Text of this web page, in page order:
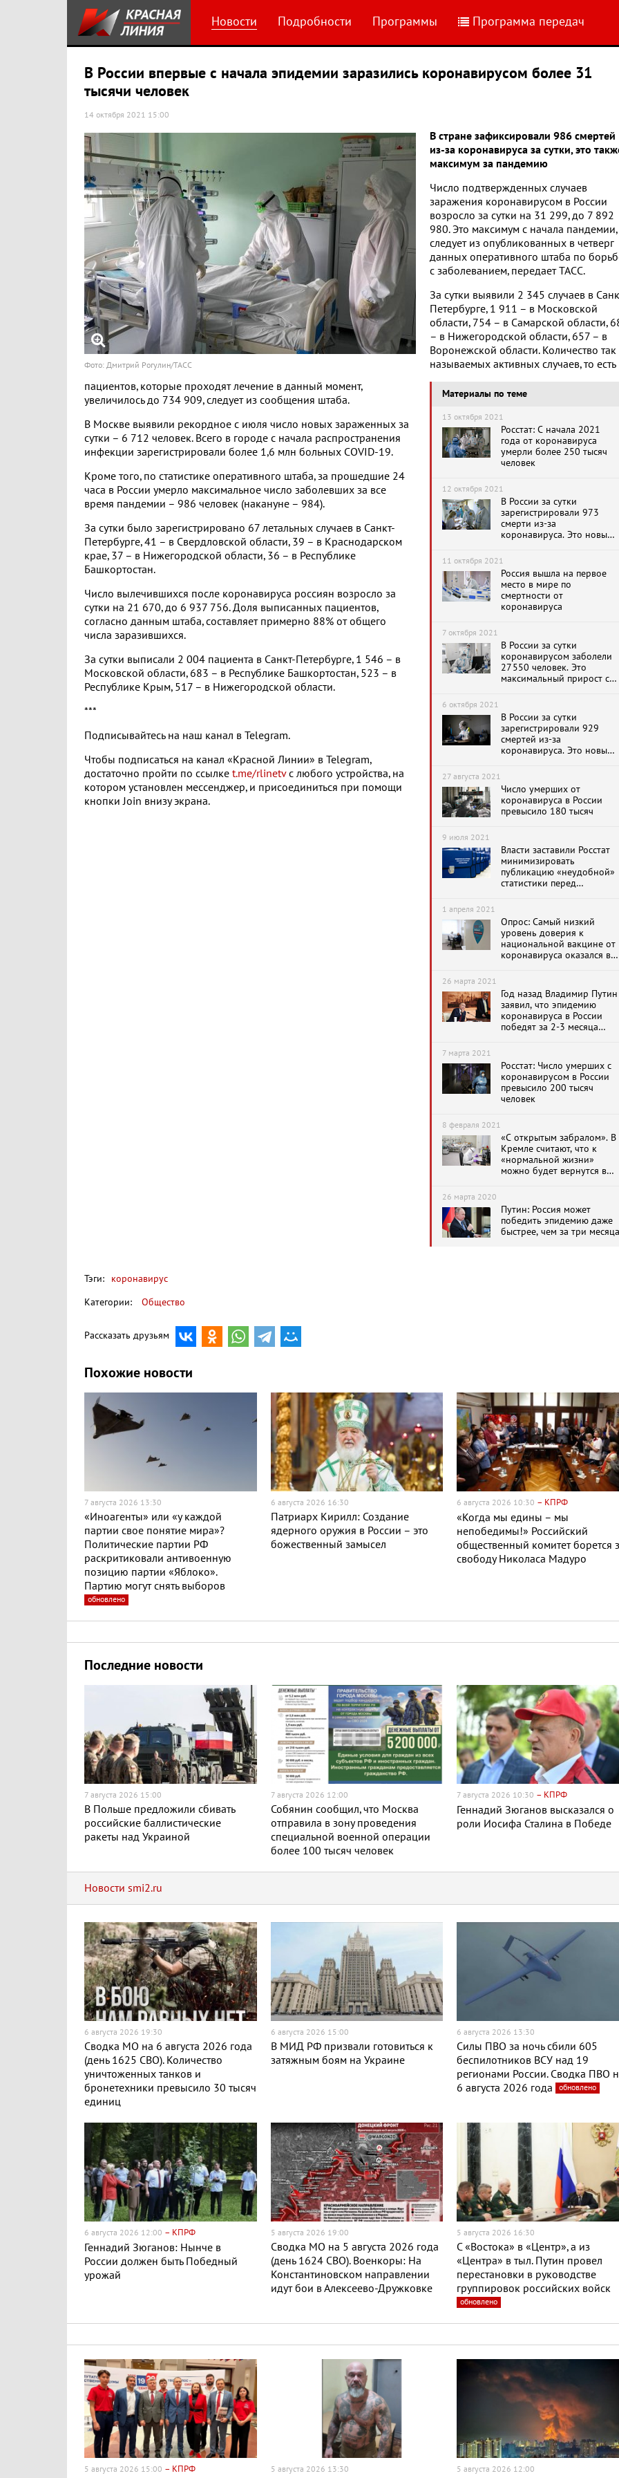
Новости Подробности Программы Программа передач
В России впервые с начала эпидемии заразились коронавирусом более 31
тысячи человек
14 октября 2021 15:00
Фото: Дмитрий Рогулин/ТАСС
В стране зафиксировали 986 смертей
из-за коронавируса за сутки, это
максимум за пандемию
Материалы по теме
13 октября 2021
Росстат: С начала 2021
года от коронавируса
умерли более 250 тысяч
человек
12 октября 2021
В России за сутки
зарегистрировали 973
смерти из-за
коронавируса. Это новый
11 октября 2021
Россия вышла на первое
место в мире по
смертности от
коронавируса
7 октября 2021
В России за сутки
коронавирусом заболели
27 550 человек. Это
максимальный прирост с
6 октября 2021
В России за сутки
зарегистрировали 929
смертей из-за
коронавируса. Это новый
27 августа 2021
Число умерших от
коронавируса в России
превысило 180 тысяч
9 июля 2021
Власти заставили Росстат
минимизировать
публикацию «неудобной»
статистики перед
1 апреля 2021
Опрос: Самый низкий
уровень доверия к
национальной вакцине от
коронавируса оказался в
26 марта 2021
Год назад Владимир Путин
заявил, что эпидемию
коронавируса в России
победят за 2-3 месяца
7 марта 2021
Росстат: Число умерших с
коронавирусом в России
превысило 200 тысяч
человек
8 февраля 2021
«С открытым забралом». В
Кремле считают, что к
«нормальной жизни»
можно будет вернутся в
26 марта 2020
Путин: Россия может
победить эпидемию даже
быстрее, чем за три месяца
Число подтвержденных случаев
заражения коронавирусом в России
возросло за сутки на 31 299, до 7 892
980. Это максимум с начала пандемии,
следует из опубликованных в четверг
данных оперативного штаба по
с заболеванием, передает ТАСС.
За сутки выявили 2 345 случаев в
Петербурге, 1 911 – в Московской
области, 754 – в Самарской области,
– в Нижегородской области, 657 – в
Воронежской области. Количество так
называемых активных случаев, то есть
пациентов, которые проходят лечение в данный момент,
увеличилось до 734 909, следует из сообщения штаба.
В Москве выявили рекордное с июля число новых зараженных за
сутки – 6 712 человек. Всего в городе с начала распространения
инфекции зарегистрировали более 1,6 млн больных COVID-19.
Кроме того, по статистике оперативного штаба, за прошедшие 24
часа в России умерло максимальное число заболевших за все
время пандемии – 986 человек (накануне – 984).
За сутки было зарегистрировано 67 летальных случаев в Санкт-
Петербурге, 41 – в Свердловской области, 39 – в Краснодарском
крае, 37 – в Нижегородской области, 36 – в Республике
Башкортостан.
Число вылечившихся после коронавируса россиян возросло за
сутки на 21 670, до 6 937 756. Доля выписанных пациентов,
согласно данным штаба, составляет примерно 88% от общего
числа заразившихся.
За сутки выписали 2 004 пациента в Санкт-Петербурге, 1 546 – в
Московской области, 683 – в Республике Башкортостан, 523 – в
Республике Крым, 517 – в Нижегородской области.
***
Подписывайтесь на наш канал в Telegram.
Чтобы подписаться на канал «Красной Линии» в Telegram,
достаточно пройти по ссылке t.me/rlinetvс любого устройства, на
котором установлен мессенджер, и присоединиться при помощи
кнопки Join внизу экрана.
Тэги:
коронавирус
Категории:
Общество
Рассказать друзьям
Похожие новости
7 августа 2026 13:30
«Иноагенты» или «у каждой
партии свое понятие мира»?
Политические партии РФ
раскритиковали антивоенную
позицию партии «Яблоко».
Партию могут снять выборов
обновлено
6 августа 2026 16:30
Патриарх Кирилл: Создание
ядерного оружия в России – это
божественный замысел
6 августа 2026 10:30 – КПРФ
«Когда мы едины – мы
непобедимы!» Российский
общественный комитет борется
свободу Николаса Мадуро
Последние новости
7 августа 2026 15:00
В Польше предложили сбивать
российские баллистические
ракеты над Украиной
7 августа 2026 12:00
Собянин сообщил, что Москва
отправила в зону проведения
специальной военной операции
более 100 тысяч человек
7 августа 2026 10:30 – КПРФ
Геннадий Зюганов высказался о
роли Иосифа Сталина в Победе
Новости smi2.ru
6 августа 2026 19:30
Сводка МО на 6 августа 2026 года
(день 1625 СВО). Количество
уничтоженных танков и
бронетехники превысило 30 тысяч
единиц
6 августа 2026 15:00
В МИД РФ призвали готовиться к
затяжным боям на Украине
6 августа 2026 13:30
Силы ПВО за ночь сбили 605
беспилотников ВСУ над 19
регионами России. Сводка ПВО
6 августа 2026 года
обновлено
6 августа 2026 12:00 – КПРФ
Геннадий Зюганов: Нынче в
России должен быть Победный
урожай
5 августа 2026 19:00
Сводка МО на 5 августа 2026 года
(день 1624 СВО). Военкоры: На
Константиновском направлении
идут бои в Алексеево-Дружковке
5 августа 2026 16:30
С «Востока» в «Центр», а из
«Центра» в тыл. Путин провел
перестановки в руководстве
группировок российских войск
обновлено
5 августа 2026 15:00 – КПРФ 5 августа 2026 13:30 5 августа 2026 12:00